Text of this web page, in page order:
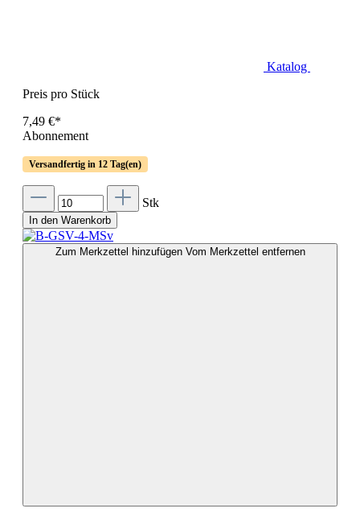
Katalog
Preis pro Stück
7,49 €*
Abonnement
Versandfertig in 12 Tag(en)
Stk
In den Warenkorb
Zum Merkzettel hinzufügen Vom Merkzettel entfernen